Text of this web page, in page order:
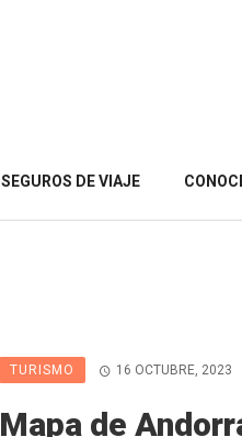
SEGUROS DE VIAJE
TURISMO 16 OCTUBRE, 2023
Mapa de